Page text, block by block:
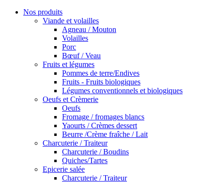
Nos produits
Viande et volailles
Agneau / Mouton
Volailles
Porc
Bœuf / Veau
Fruits et légumes
Pommes de terre/Endives
Fruits - Fruits biologiques
Légumes conventionnels et biologiques
Oeufs et Crèmerie
Oeufs
Fromage / fromages blancs
Yaourts / Crèmes dessert
Beurre /Crème fraîche / Lait
Charcuterie / Traiteur
Charcuterie / Boudins
Quiches/Tartes
Epicerie salée
Charcuterie / Traiteur